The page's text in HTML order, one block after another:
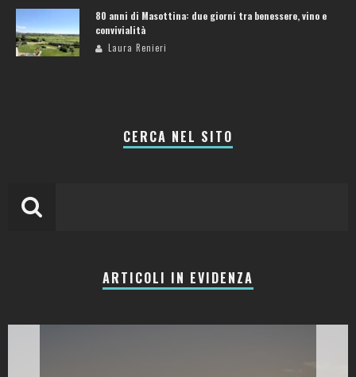
80 anni di Masottina: due giorni tra benessere, vino e
convivialità
Laura Renieri
CERCA NEL SITO
ARTICOLI IN EVIDENZA